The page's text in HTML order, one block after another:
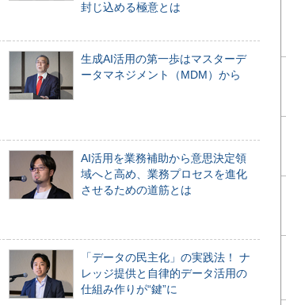
封じ込める極意とは
生成AI活用の第一歩はマスターデ
ータマネジメント（MDM）から
AI活用を業務補助から意思決定領
域へと高め、業務プロセスを進化
させるための道筋とは
「データの民主化」の実践法！ ナ
レッジ提供と自律的データ活用の
仕組み作りが“鍵”に